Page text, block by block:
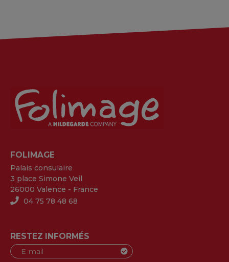
FOLIMAGE
Palais consulaire
3 place Simone Veil
26000 Valence - France
04 75 78 48 68
RESTEZ INFORMÉS